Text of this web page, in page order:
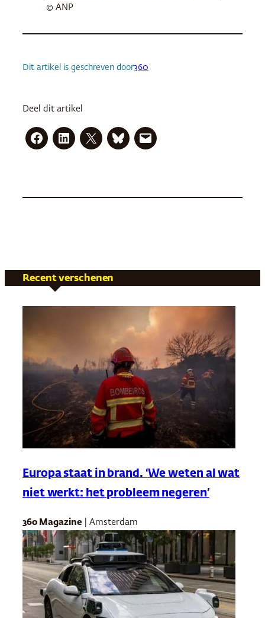
© ANP
Dit artikel is geschreven door360
Deel dit artikel
Recent verschenen
Europa staat in brand. ‘We weten al wat
niet werkt: het probleem negeren’
360 Magazine | Amsterdam